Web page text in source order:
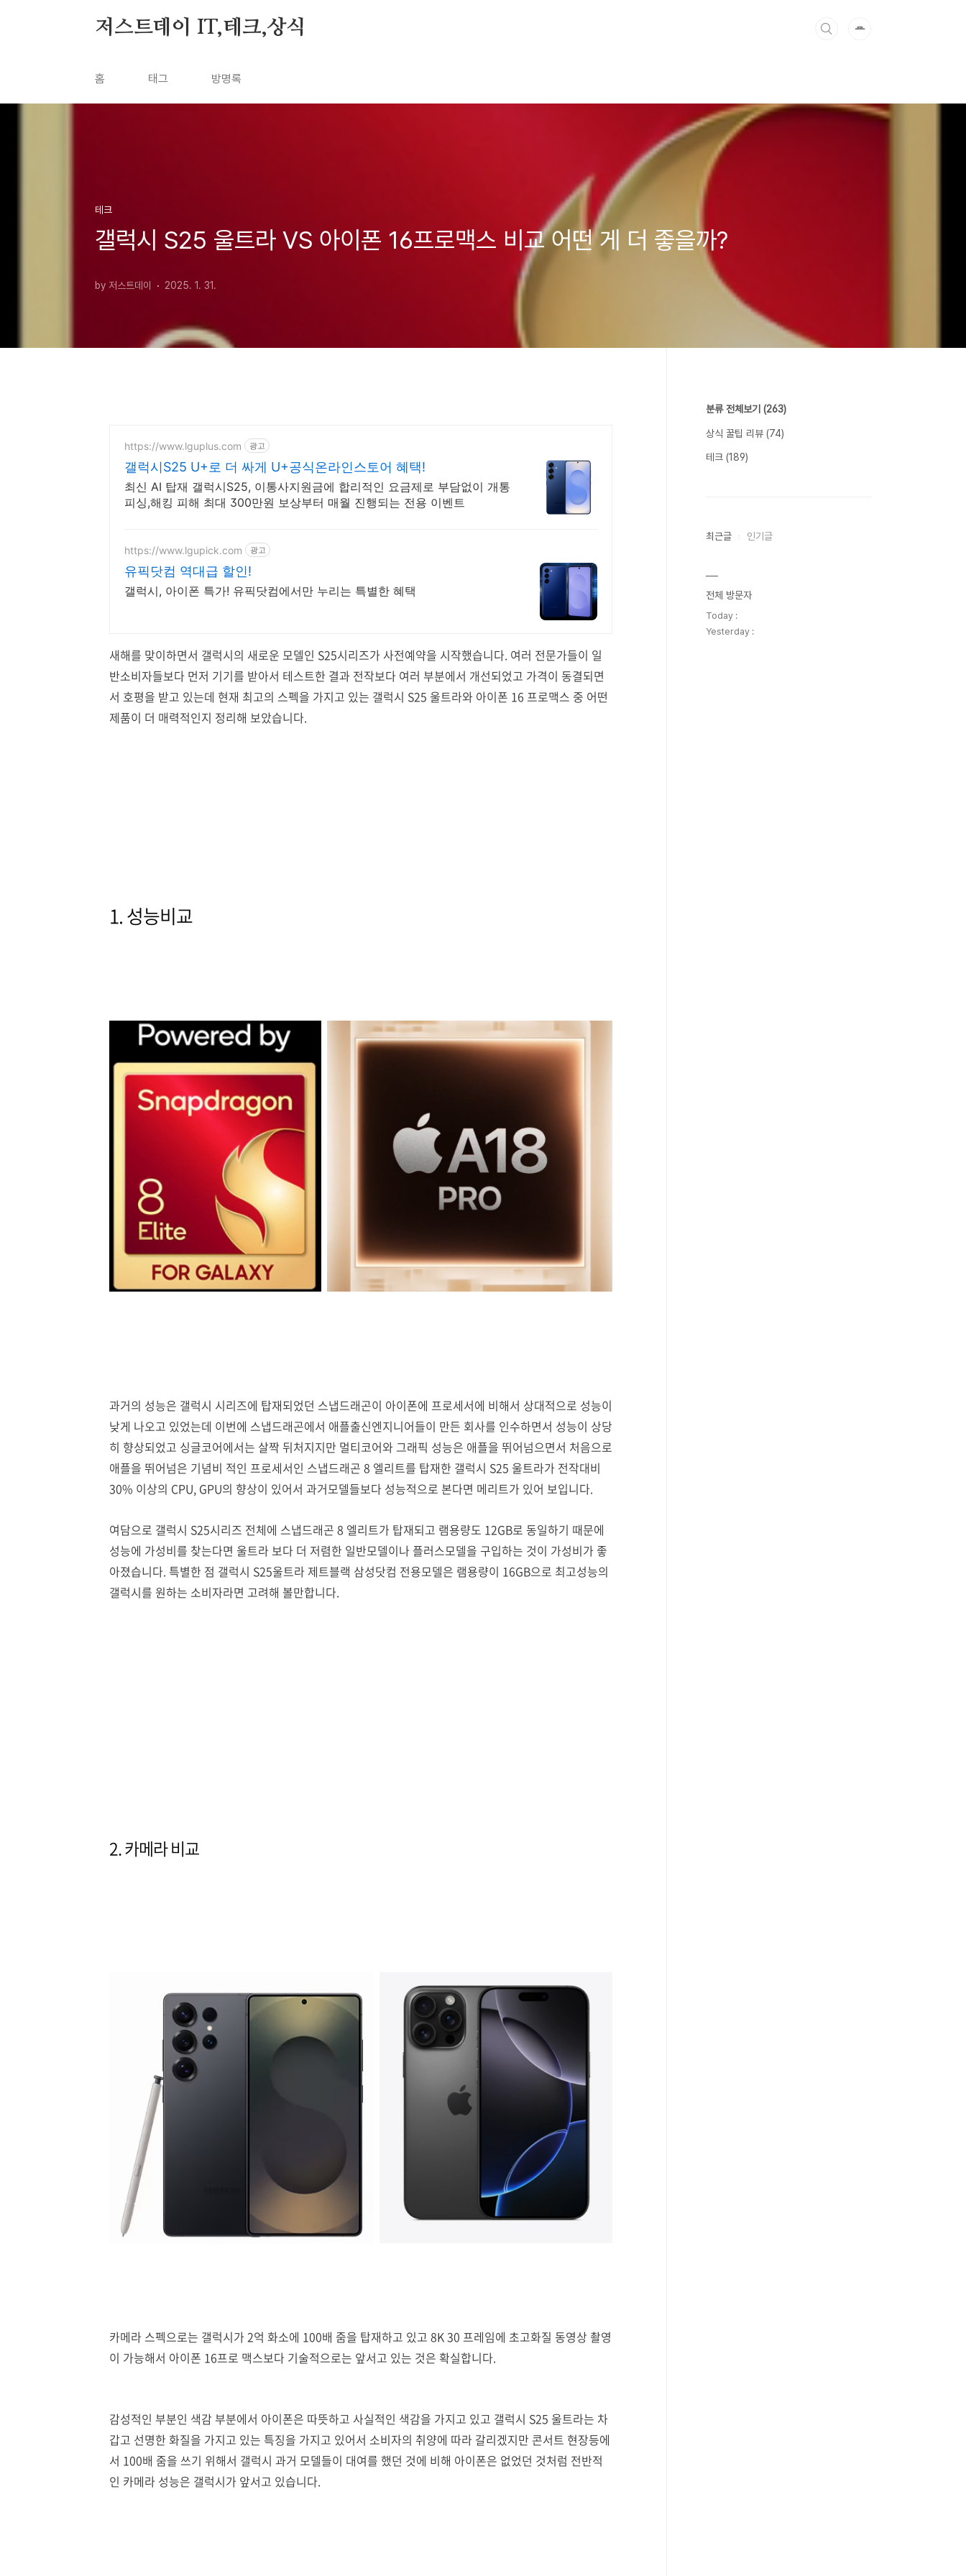
저스트데이 IT,테크,상식
홈 태그 방명록
테크
갤럭시 S25 울트라 VS 아이폰 16프로맥스 비교 어떤 게 더 좋을까?
by 저스트데이 2025. 1. 31.
https://www.lguplus.com 광고
갤럭시S25 U+로 더 싸게 U+공식온라인스토어 혜택!
최신 AI 탑재 갤럭시S25, 이통사지원금에 합리적인 요금제로 부담없이 개통
피싱,해킹 피해 최대 300만원 보상부터 매월 진행되는 전용 이벤트
https://www.lgupick.com 광고
유픽닷컴 역대급 할인!
갤럭시, 아이폰 특가! 유픽닷컴에서만 누리는 특별한 혜택
새해를 맞이하면서 갤럭시의 새로운 모델인 S25시리즈가 사전예약을 시작했습니다. 여러 전문가들이 일
반소비자들보다 먼저 기기를 받아서 테스트한 결과 전작보다 여러 부분에서 개선되었고 가격이 동결되면
서 호평을 받고 있는데 현재 최고의 스펙을 가지고 있는 갤럭시 S25 울트라와 아이폰 16 프로맥스 중 어떤
제품이 더 매력적인지 정리해 보았습니다.
1. 성능비교
과거의 성능은 갤럭시 시리즈에 탑재되었던 스냅드래곤이 아이폰에 프로세서에 비해서 상대적으로 성능이
낮게 나오고 있었는데 이번에 스냅드래곤에서 애플출신엔지니어들이 만든 회사를 인수하면서 성능이 상당
히 향상되었고 싱글코어에서는 살짝 뒤처지지만 멀티코어와 그래픽 성능은 애플을 뛰어넘으면서 처음으로
애플을 뛰어넘은 기념비 적인 프로세서인 스냅드래곤 8 엘리트를 탑재한 갤럭시 S25 울트라가 전작대비
30% 이상의 CPU, GPU의 향상이 있어서 과거모델들보다 성능적으로 본다면 메리트가 있어 보입니다.
여담으로 갤럭시 S25시리즈 전체에 스냅드래곤 8 엘리트가 탑재되고 램용량도 12GB로 동일하기 때문에
성능에 가성비를 찾는다면 울트라 보다 더 저렴한 일반모델이나 플러스모델을 구입하는 것이 가성비가 좋
아졌습니다. 특별한 점 갤럭시 S25울트라 제트블랙 삼성닷컴 전용모델은 램용량이 16GB으로 최고성능의
갤럭시를 원하는 소비자라면 고려해 볼만합니다.
2. 카메라 비교
카메라 스펙으로는 갤럭시가 2억 화소에 100배 줌을 탑재하고 있고 8K 30 프레임에 초고화질 동영상 촬영
이 가능해서 아이폰 16프로 맥스보다 기술적으로는 앞서고 있는 것은 확실합니다.
감성적인 부분인 색감 부분에서 아이폰은 따뜻하고 사실적인 색감을 가지고 있고 갤럭시 S25 울트라는 차
갑고 선명한 화질을 가지고 있는 특징을 가지고 있어서 소비자의 취양에 따라 갈리겠지만 콘서트 현장등에
서 100배 줌을 쓰기 위해서 갤럭시 과거 모델들이 대여를 했던 것에 비해 아이폰은 없었던 것처럼 전반적
인 카메라 성능은 갤럭시가 앞서고 있습니다.
분류 전체보기 (263)
상식 꿀팁 리뷰 (74)
테크 (189)
최근글 인기글
전체 방문자
Today :
Yesterday :